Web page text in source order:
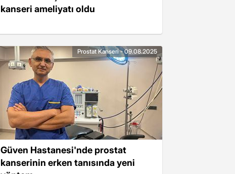
kanseri ameliyatı oldu
Güven Hastanesi'nde prostat
kanserinin erken tanısında yeni
Prostat Kanseri - 09.08.2025